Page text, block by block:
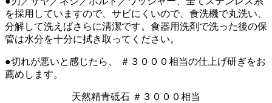
を採用していますので、サビにくいので、食洗機で丸洗い、
分解して洗えばさらに清潔です。食器用洗剤で洗った後の保
管は水分を十分に拭き取ってください。
●切れが悪いと感じたら、 ＃３０００相当の仕上げ研ぎをお
薦めします。
天然精青砥石 ＃３０００相当